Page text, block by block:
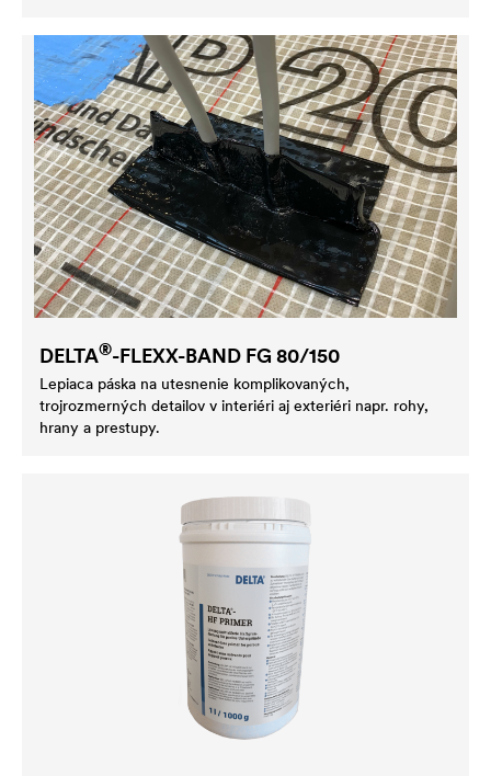
DELTA®-FLEXX-BAND FG 80/150
Lepiaca páska na utesnenie komplikovaných,
trojrozmerných detailov v interiéri aj exteriéri napr. rohy,
hrany a prestupy.